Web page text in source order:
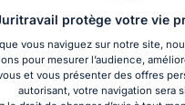
Bas-Rhin , Strasbourg,
12 années
Contacter ce cabinet
protège votre vie
vous naviguez sur notre site,
pour mesurer l’audience,
et vous présenter des offres
autorisant, votre navigation sera